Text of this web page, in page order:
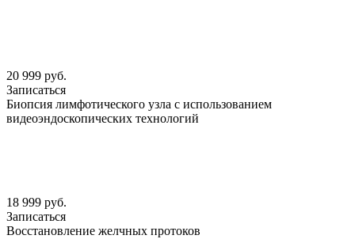
20 999 руб.
Записаться
Биопсия лимфотического узла с использованием
видеоэндоскопических технологий
18 999 руб.
Записаться
Восстановление желчных протоков